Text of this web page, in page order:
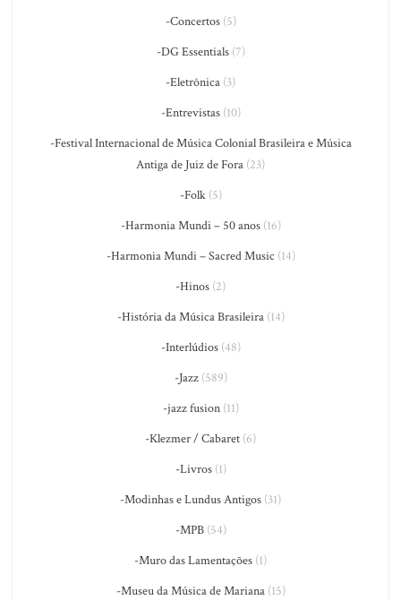
-Concertos(5)
-DG Essentials(7)
-Eletrônica (3)
-Entrevistas(10)
-Festival Internacional de Música Colonial Brasileira e Música
Antiga de Juiz de Fora (23)
-Folk(5)
-Harmonia Mundi – 50 anos(16)
-Harmonia Mundi – Sacred Music (14)
-Hinos (2)
-História da Música Brasileira(14)
-Interlúdios(48)
-Jazz(589)
-jazz fusion(11)
-Klezmer / Cabaret (6)
-Livros(1)
-Modinhas e Lundus Antigos (31)
-MPB(54)
-Muro das Lamentações (1)
-Museu da Música de Mariana(15)